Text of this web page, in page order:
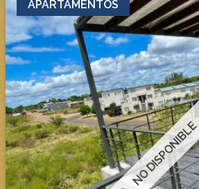
NO DISPONIBLE
APARTAMENTOS